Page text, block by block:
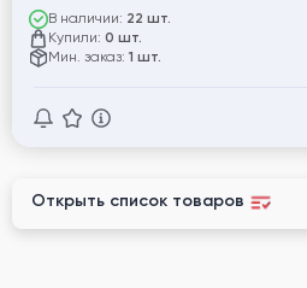
мобильные UA IP
В наличии: 22 шт.
Купили: 0 шт.
Мин. заказ: 1 шт.
Открыть список товаров